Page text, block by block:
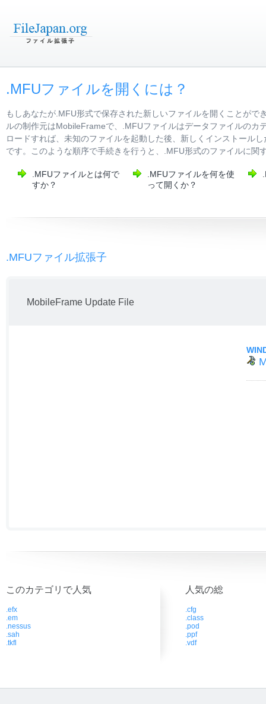
.MFUファイルを開くには？
もしあなたが.MFU形式で保存された新しいファイルを開くことが
ルの制作元はMobileFrameで、.MFUファイルはデータファイルの
ロードすれば、未知のファイルを起動した後、新しくインストール
です。このような順序で手続きを行うと、.MFU形式のファイルに関
.MFUファイルとは何で
すか？
.MFUファイルを何を使
って開くか？
.MFUファイル拡張子
MobileFrame Update File
このカテゴリで人気
.efx
.em
.nessus
.sah
.tkfl
人気の総
.cfg
.class
.pod
.ppf
.vdf